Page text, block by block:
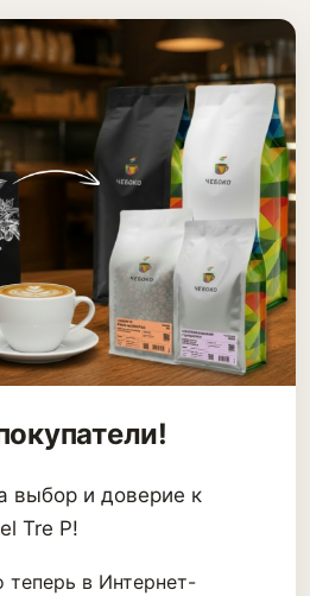
выбор и доверие к
Tre P!
в Интернет-